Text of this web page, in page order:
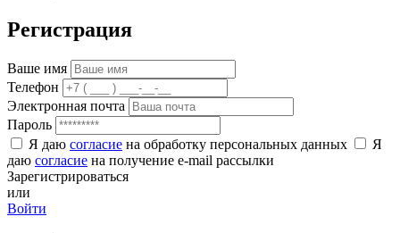
Регистрация
Ваше имя
Телефон
Электронная почта
Пароль
Я даю согласие на обработку персональных данных
Я
даю согласие на получение e-mail рассылки
Зарегистрироваться
или
Войти